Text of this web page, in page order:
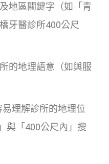
地區關鍵字（如「青
牙醫診所400公尺
的地理語意（如與服
理解診所的地理位
與「400公尺內」搜